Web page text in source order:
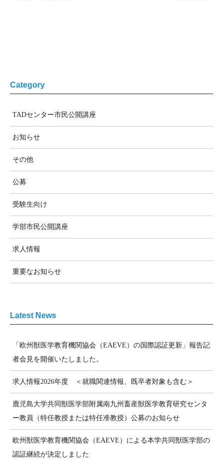
Category
TADセンター市民公開講座
お知らせ
その他
公募
受験生向け
学部市民公開講座
求人情報
重要なお知らせ
Latest News
「欧州獣医学教育機関協会（EAEVE）の国際認証更新」報告記
者会見を開催いたしました。
求人情報2026年度 ＜就職関連情報、既卒者対象も含む＞
鹿児島大学共同獣医学部附属南九州畜産獣医学教育研究センタ
ー教員（特任教授または特任准教授）公募のお知らせ
欧州獣医学教育機関協会（EAEVE）による本学共同獣医学部の
認証継続が決定しました